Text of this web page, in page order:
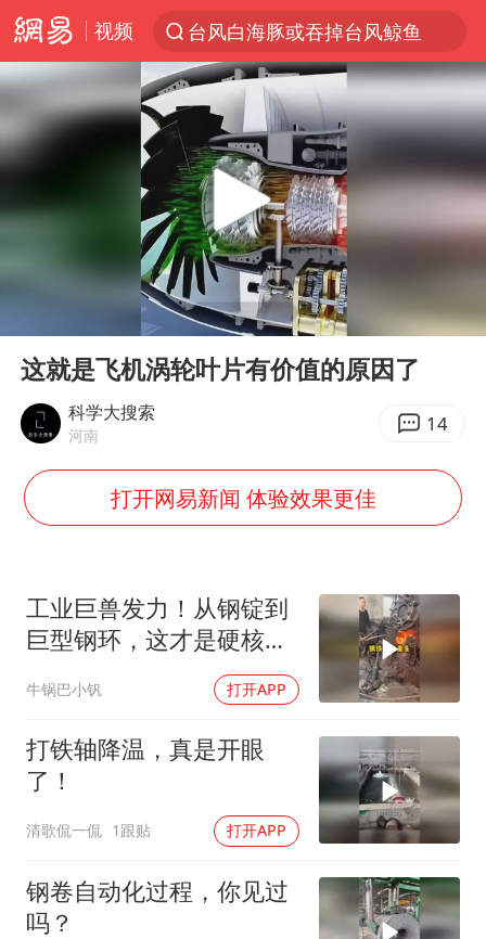
视频
台风白海豚或吞掉台风鲸鱼
以“新”破局 首发经济点亮城市消费活力
佛得角门将亮相智利俱乐部主场
看守所辅警收受10万获刑1年
宇树科技发行价格150.80元/股
五粮液渠道价一箱上涨近百元
CIA被曝已秘密设立古巴工作组
我国编制完成新版全月地质图
U17国足1分钟轰2球
中国“五箭齐发”反制美国
首次证实！“胶球”存在
感觉全东北都在等7号
奋进开新局 实干挑大梁
Play
01:00
这就是飞机涡轮叶片有价值的原因了
科学大搜索
河南 14
打开网易新闻 体验效果更佳
工业巨兽发力！从钢锭到
巨型钢环，这才是硬核锻
牛锅巴小钒 打开APP
打铁轴降温，真是开眼
了！
清歌侃一侃 1跟贴 打开APP
钢卷自动化过程，你见过
吗？